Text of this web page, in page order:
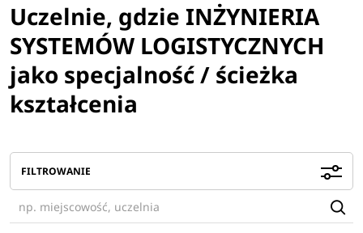
Uczelnie, gdzie INŻYNIERIA
SYSTEMÓW LOGISTYCZNYCH
jako specjalność / ścieżka
kształcenia
FILTROWANIE